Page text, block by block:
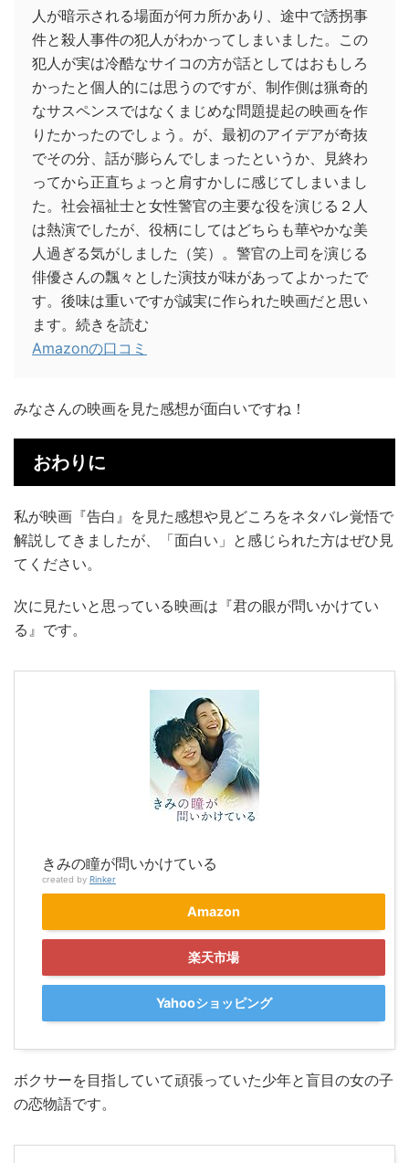
人が暗示される場面が何カ所かあり、途中で誘拐事
件と殺人事件の犯人がわかってしまいました。この
犯人が実は冷酷なサイコの方が話としてはおもしろ
かったと個人的には思うのですが、制作側は猟奇的
なサスペンスではなくまじめな問題提起の映画を作
りたかったのでしょう。が、最初のアイデアが奇抜
でその分、話が膨らんでしまったというか、見終わ
ってから正直ちょっと肩すかしに感じてしまいまし
た。社会福祉士と女性警官の主要な役を演じる２人
は熱演でしたが、役柄にしてはどちらも華やかな美
人過ぎる気がしました（笑）。警官の上司を演じる
俳優さんの飄々とした演技が味があってよかったで
す。後味は重いですが誠実に作られた映画だと思い
ます。続きを読む
Amazonの口コミ
みなさんの映画を見た感想が面白いですね！
おわりに
私が映画『告白』を見た感想や見どころをネタバレ覚悟で
解説してきましたが、「面白い」と感じられた方はぜひ見
てください。
次に見たいと思っている映画は『君の眼が問いかけてい
る』です。
きみの瞳が問いかけている
created by Rinker
Amazon
楽天市場
Yahooショッピング
ボクサーを目指していて頑張っていた少年と盲目の女の子
の恋物語です。